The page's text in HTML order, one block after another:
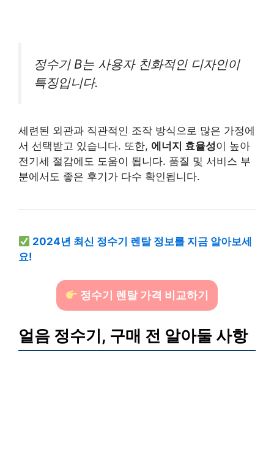
정수기 B는 사용자 친화적인 디자인이
특징입니다.
세련된 외관과 직관적인 조작 방식으로 많은 가정에
서 선택받고 있습니다. 또한, 에너지 효율성이 높아
전기세 절감에도 도움이 됩니다. 품질 및 서비스 부
분에서도 좋은 후기가 다수 확인됩니다.
2024년 최신 정수기 렌탈 정보를 지금 알아보세
요!
정수기 렌탈 가격 비교하기
얼음 정수기, 구매 전 알아둘 사항